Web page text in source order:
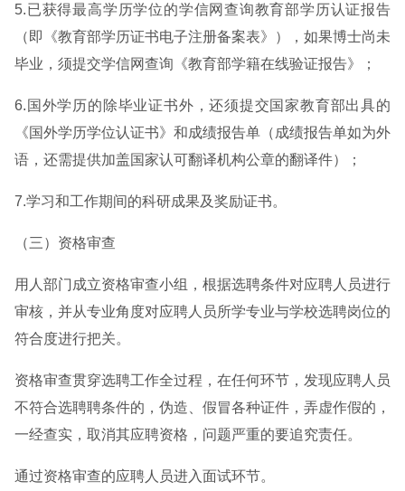
5.已获得最高学历学位的学信网查询教育部学历认证报告
（即《教育部学历证书电子注册备案表》），如果博士尚未
毕业，须提交学信网查询《教育部学籍在线验证报告》；
6.国外学历的除毕业证书外，还须提交国家教育部出具的
《国外学历学位认证书》和成绩报告单（成绩报告单如为外
语，还需提供加盖国家认可翻译机构公章的翻译件）；
7.学习和工作期间的科研成果及奖励证书。
（三）资格审查
用人部门成立资格审查小组，根据选聘条件对应聘人员进行
审核，并从专业角度对应聘人员所学专业与学校选聘岗位的
符合度进行把关。
资格审查贯穿选聘工作全过程，在任何环节，发现应聘人员
不符合选聘聘条件的，伪造、假冒各种证件，弄虚作假的，
一经查实，取消其应聘资格，问题严重的要追究责任。
通过资格审查的应聘人员进入面试环节。